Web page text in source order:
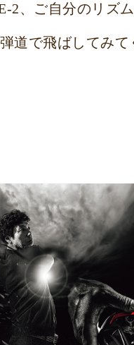
2、ご自分のリズ
道で飛ばしてみて